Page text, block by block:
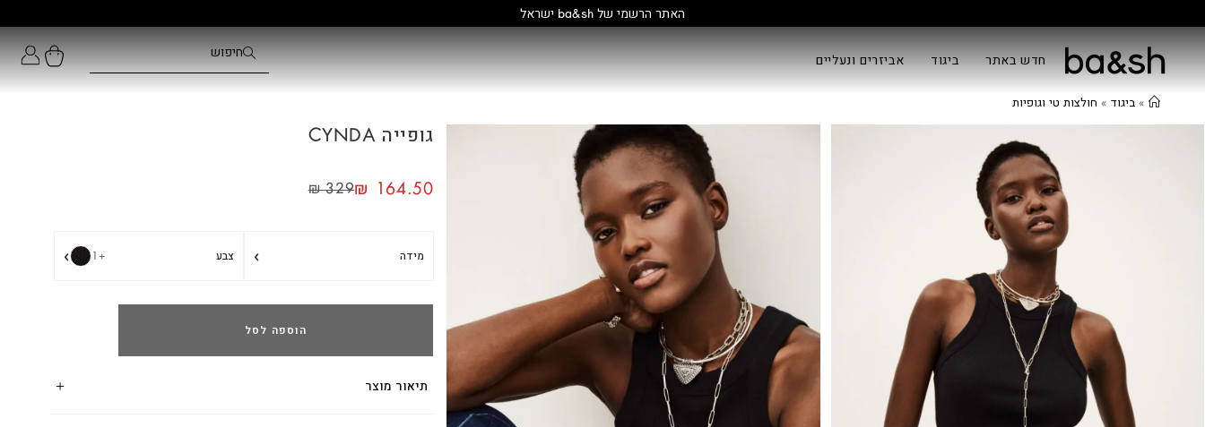
קולקציה חדשה:גלו עוד
חדש באתר ביגוד אביזרים ונעליים
» ביגוד » חולצות טי וגופיות
גופייה CYNDA
₪329₪ 164.50
מידה › צבע +1
›
הוספה לסל
תיאור מוצר